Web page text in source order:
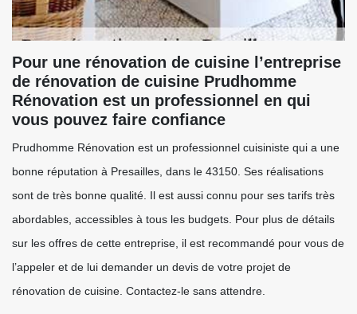
Pour une rénovation de cuisine l’entreprise
de rénovation de cuisine Prudhomme
Rénovation est un professionnel en qui
vous pouvez faire confiance
Prudhomme Rénovation est un professionnel cuisiniste qui a une
bonne réputation à Presailles, dans le 43150. Ses réalisations
sont de très bonne qualité. Il est aussi connu pour ses tarifs très
abordables, accessibles à tous les budgets. Pour plus de détails
sur les offres de cette entreprise, il est recommandé pour vous de
l’appeler et de lui demander un devis de votre projet de
rénovation de cuisine. Contactez-le sans attendre.